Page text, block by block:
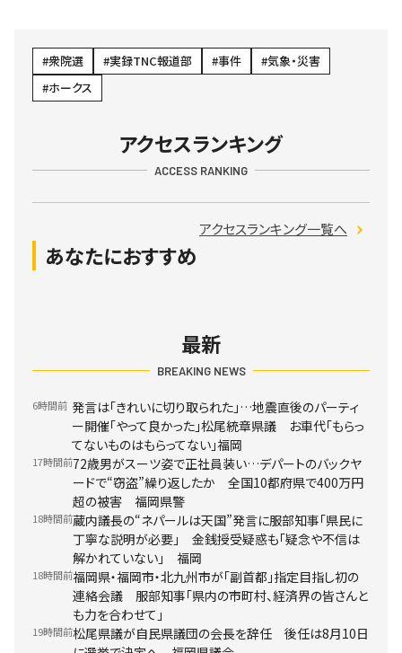
衆院選 実録TNC報道部 事件
気象・災害
ホークス
アクセスランキング
ACCESS RANKING
アクセスランキング一覧へ
あなたにおすすめ
最新
BREAKING NEWS
6時間前 発言は「きれいに切り取られた」…地震直後のパーティ
ー開催「やって良かった」松尾統章県議 お車代「もらっ
てないものはもらってない」福岡
17時間前72歳男がスーツ姿で正社員装い…デパートのバックヤ
ードで“窃盗”繰り返したか 全国10都府県で400万円
超の被害 福岡県警
18時間前蔵内議長の“ネパールは天国”発言に服部知事「県民に
丁寧な説明が必要」 金銭授受疑惑も「疑念や不信は
解かれていない」 福岡
18時間前福岡県・福岡市・北九州市が「副首都」指定目指し初の
連絡会議 服部知事「県内の市町村、経済界の皆さんと
も力を合わせて」
19時間前松尾県議が自民県議団の会長を辞任 後任は8月10日